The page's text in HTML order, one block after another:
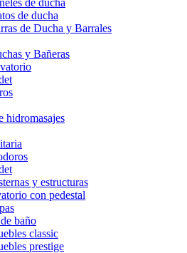
de ducha
de ducha
de Ducha y Barrales
y Bañeras
hidromasajes
y estructuras
con pedestal
baño
classic
prestige